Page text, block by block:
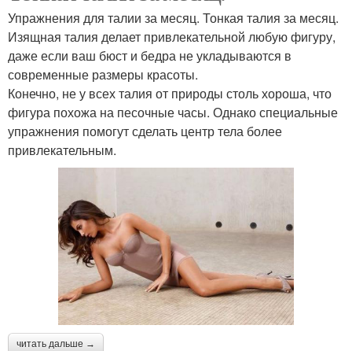
Упражнения для талии за месяц. Тонкая талия за месяц.
Изящная талия делает привлекательной любую фигуру,
даже если ваш бюст и бедра не укладываются в
современные размеры красоты.
Конечно, не у всех талия от природы столь хороша, что
фигура похожа на песочные часы. Однако специальные
упражнения помогут сделать центр тела более
привлекательным.
читать дальше →